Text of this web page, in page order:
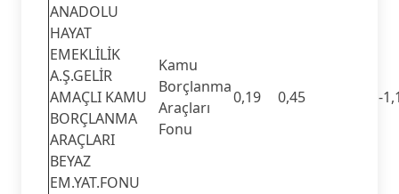
ANADOLU
HAYAT
EMEKLİLİK
A.Ş.GELİR
AMAÇLI KAMU
BORÇLANMA
ARAÇLARI
BEYAZ
EM.YAT.FONU
Kamu
Borçlanma
Araçları
Fonu
0,19 0,45 -